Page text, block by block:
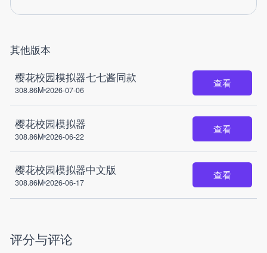
其他版本
樱花校园模拟器七七酱同款
308.86M 2026-07-06
查看
樱花校园模拟器
308.86M 2026-06-22
查看
樱花校园模拟器中文版
308.86M 2026-06-17
查看
评分与评论